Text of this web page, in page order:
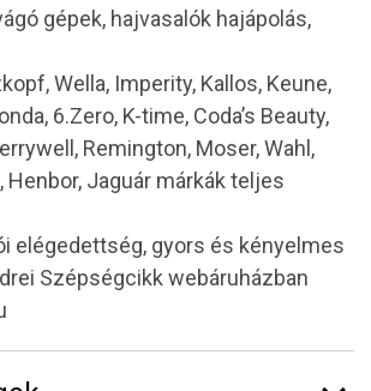
gépek, hajvasalók hajápolás,
Wella, Imperity, Kallos, Keune,
6.Zero, K-time, Coda’s Beauty,
Remington, Moser, Wahl,
Henbor, Jaguár márkák teljes
elégedettség, gyors és kényelmes
Szépségcikk webáruházban